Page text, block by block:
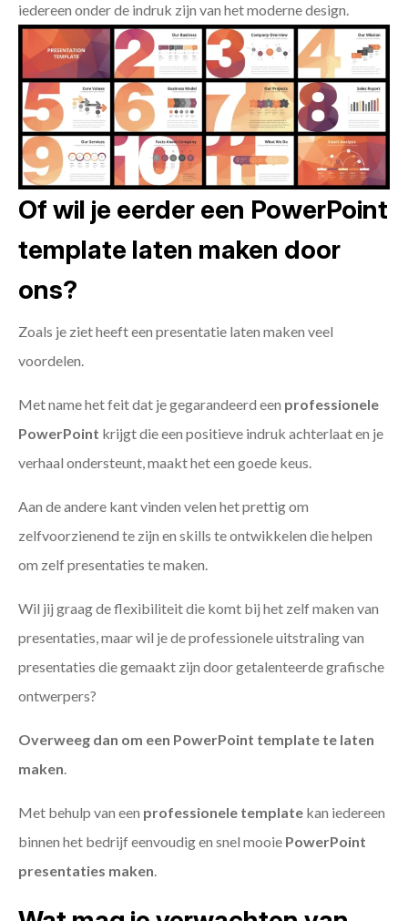
iedereen onder de indruk zijn van het moderne design.
Of wil je eerder een PowerPoint
template laten maken door
ons?
Zoals je ziet heeft een presentatie laten maken veel
voordelen.
Met name het feit dat je gegarandeerd een professionele
PowerPoint krijgt die een positieve indruk achterlaat en je
verhaal ondersteunt, maakt het een goede keus.
Aan de andere kant vinden velen het prettig om
zelfvoorzienend te zijn en skills te ontwikkelen die helpen
om zelf presentaties te maken.
Wil jij graag de flexibiliteit die komt bij het zelf maken van
presentaties, maar wil je de professionele uitstraling van
presentaties die gemaakt zijn door getalenteerde grafische
ontwerpers?
Overweeg dan om een PowerPoint template te laten
maken.
Met behulp van een professionele template kan iedereen
binnen het bedrijf eenvoudig en snel mooie PowerPoint
presentaties maken.